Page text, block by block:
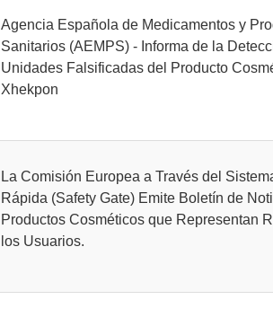
Agencia Española de Medicamentos y
Sanitarios (AEMPS) - Informa de la
Unidades Falsificadas del Producto
Xhekpon
La Comisión Europea a Través del
Rápida (Safety Gate) Emite Boletín de
Productos Cosméticos que Representan
los Usuarios.